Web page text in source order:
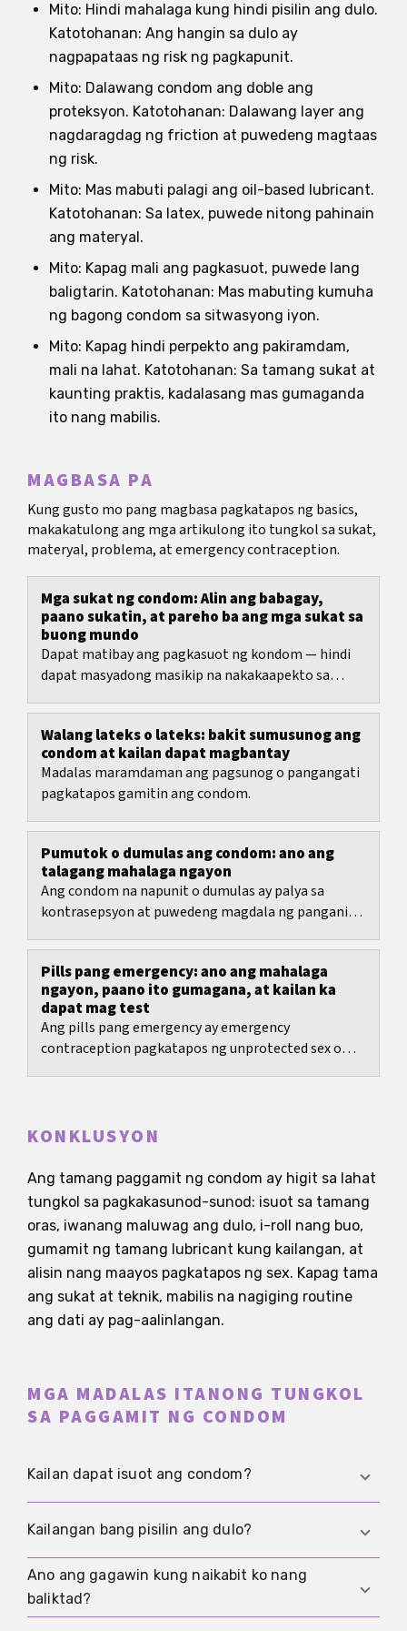
Mito: Hindi mahalaga kung hindi pisilin ang dulo.
Katotohanan: Ang hangin sa dulo ay
nagpapataas ng risk ng pagkapunit.
Mito: Dalawang condom ang doble ang
proteksyon. Katotohanan: Dalawang layer ang
nagdaragdag ng friction at puwedeng magtaas
ng risk.
Mito: Mas mabuti palagi ang oil-based lubricant.
Katotohanan: Sa latex, puwede nitong pahinain
ang materyal.
Mito: Kapag mali ang pagkasuot, puwede lang
baligtarin. Katotohanan: Mas mabuting kumuha
ng bagong condom sa sitwasyong iyon.
Mito: Kapag hindi perpekto ang pakiramdam,
mali na lahat. Katotohanan: Sa tamang sukat at
kaunting praktis, kadalasang mas gumaganda
ito nang mabilis.
MAGBASA PA
Kung gusto mo pang magbasa pagkatapos ng basics,
makakatulong ang mga artikulong ito tungkol sa sukat,
materyal, problema, at emergency contraception.
Mga sukat ng condom: Alin ang babagay,
paano sukatin, at pareho ba ang mga sukat sa
buong mundo
Dapat matibay ang pagkasuot ng kondom — hindi
dapat masyadong masikip na nakakaapekto sa
Ang...
Walang lateks o lateks: bakit sumusunog ang
condom at kailan dapat magbantay
Madalas maramdaman ang pagsunog o pangangati
pagkatapos gamitin ang condom.
Pumutok o dumulas ang condom: ano ang
talagang mahalaga ngayon
Ang condom na napunit o dumulas ay palya sa
kontrasepsyon at puwedeng magdala ng panganib
Pills pang emergency: ano ang mahalaga
ngayon, paano ito gumagana, at kailan ka
dapat mag test
Ang pills pang emergency ay emergency
contraception pagkatapos ng unprotected sex o
KONKLUSYON
Ang tamang paggamit ng condom ay higit sa lahat
tungkol sa pagkakasunod-sunod: isuot sa tamang
oras, iwanang maluwag ang dulo, i-roll nang buo,
gumamit ng tamang lubricant kung kailangan, at
alisin nang maayos pagkatapos ng sex. Kapag tama
ang sukat at teknik, mabilis na nagiging routine
ang dati ay pag-aalinlangan.
MGA MADALAS ITANONG TUNGKOL
SA PAGGAMIT NG CONDOM
Kailan dapat isuot ang condom?
Bago pa ang unang direktang genital contact.
sa mismong oras na kailangan mo na ito.
Kailangan bang pisilin ang dulo?
Oo. Sa ganoong paraan, may espasyo para sa
ejaculate at hindi naiipon ang hangin sa dulo.
Ano ang gagawin kung naikabit ko nang
baliktad?